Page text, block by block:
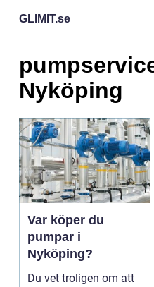
GLIMIT.se
Nyköping
Var köper du
pumpar i
Nyköping?
Du vet troligen om att